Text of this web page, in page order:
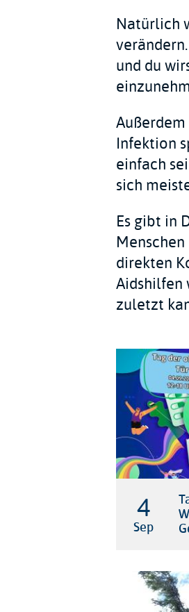
Natürlich
und du
Infektion
einfach
sich
Es gibt in
direkten
Aidshilfen
zuletzt
4
Sep